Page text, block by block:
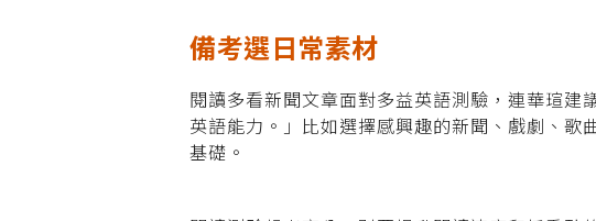
備考選日常素材
閱讀多看新聞文章面對多益英語測驗，連華瑄
英語能力。」比如選擇感興趣的新聞、戲劇、
基礎。